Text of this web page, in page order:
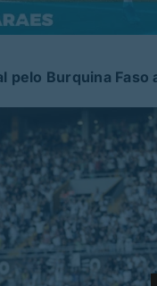
pelo Burquina